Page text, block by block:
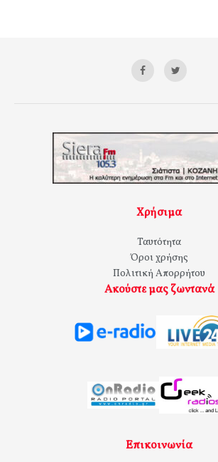
Χρήσιμα
Ταυτότητα
Όροι χρήσης
Πολιτική Απορρήτου
Ακούστε μας ζωντανά
Επικοινωνία